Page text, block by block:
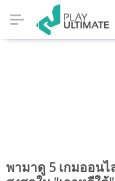
พามาดู 5 เกมออน